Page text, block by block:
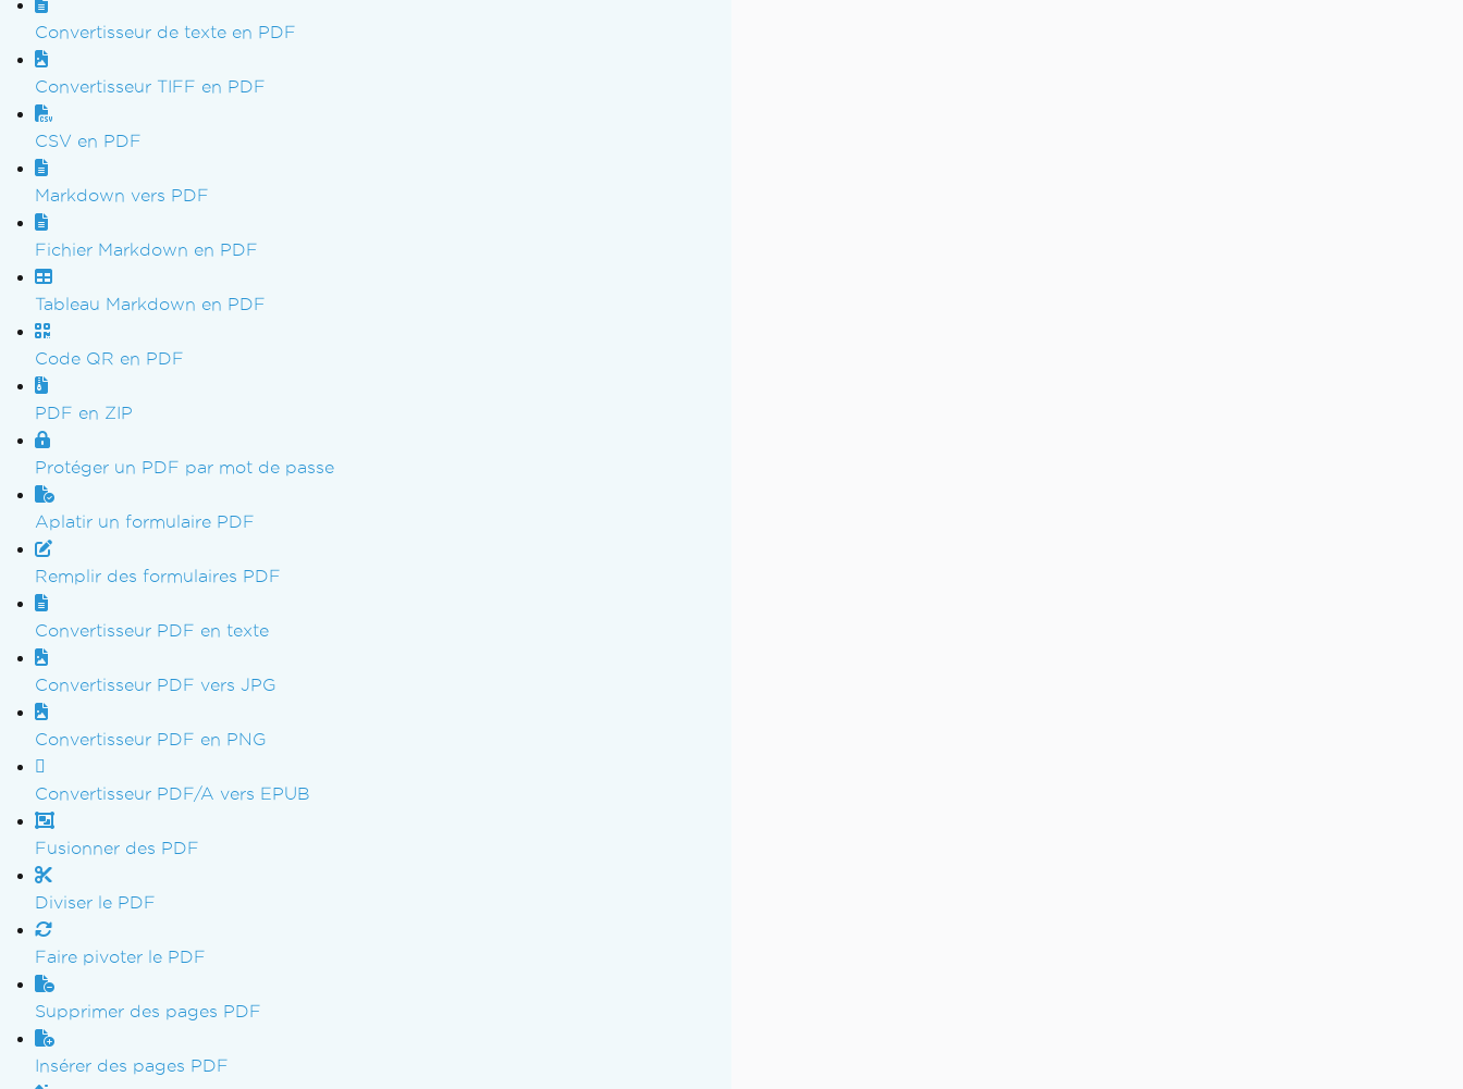
Convertisseur de texte en PDF
Convertisseur TIFF en PDF
CSV en PDF
Markdown vers PDF
Fichier Markdown en PDF
Tableau Markdown en PDF
Code QR en PDF
PDF en ZIP
Protéger un PDF par mot de passe
Aplatir un formulaire PDF
Remplir des formulaires PDF
Convertisseur PDF en texte
Convertisseur PDF vers JPG
Convertisseur PDF en PNG
Convertisseur PDF/A vers EPUB
Fusionner des PDF
Diviser le PDF
Faire pivoter le PDF
Supprimer des pages PDF
Insérer des pages PDF